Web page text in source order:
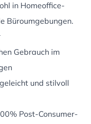
in Homeoffice-
Büroumgebungen.
Gebrauch im
und stilvoll
Post-Consumer-